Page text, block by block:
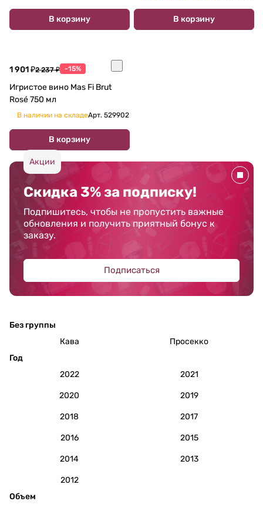
В корзину В корзину
1 901 ₽2 237 ₽ -15%
Игристое вино Mas Fi Brut
Rosé 750 мл
В наличии на складеАрт. 529902
В корзину
Акции
Скидка 3% за подписку!
Подпишитесь, чтобы не пропустить важные
обновления и получить приятный бонус к
заказу.
Подписаться
Без группы
Кава
Просекко
Год
2022
2021
2020 2019
2018 2017
2016 2015
2014 2013
2012
Объем